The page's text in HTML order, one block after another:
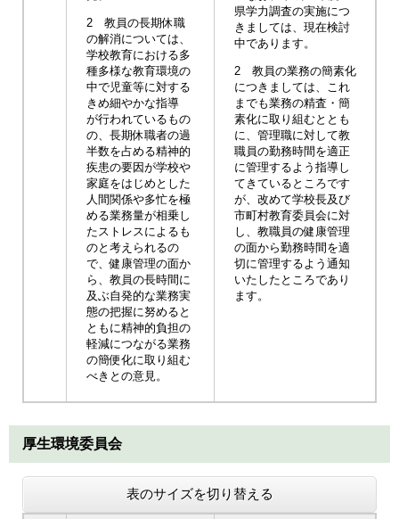
2 教員の長期休職
の解消については、
学校教育における多
種多様な教育環境の
中で児童等に対する
きめ細やかな指導
が行われているもの
の、長期休職者の過
半数を占める精神的
疾患の要因が学校や
家庭をはじめとした
人間関係や多忙を極
める業務量が相乗し
たストレスによるも
のと考えられるの
で、健康管理の面か
ら、教員の長時間に
及ぶ自発的な業務実
態の把握に努めると
ともに精神的負担の
軽減につながる業務
の簡便化に取り組む
べきとの意見。
県学力調査の実施につ
きましては、現在検討
中であります。
2 教員の業務の簡素化
につきましては、これ
までも業務の精査・簡
素化に取り組むととも
に、管理職に対して教
職員の勤務時間を適正
に管理するよう指導し
てきているところです
が、改めて学校長及び
市町村教育委員会に対
し、教職員の健康管理
の面から勤務時間を適
切に管理するよう通知
いたしたところであり
ます。
厚生環境委員会
表のサイズを切り替える